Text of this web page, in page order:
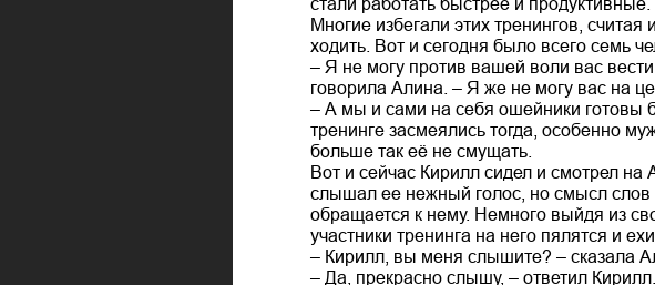
Многие избегали этих тренингов,
ходить. Вот и сегодня было всего семь
– Я не могу против вашей воли вас
говорила Алина. – Я же не могу вас на
– А мы и сами на себя ошейники готовы
тренинге засмеялись тогда, особенно
больше так её не смущать.
Вот и сейчас Кирилл сидел и смотрел
слышал ее нежный голос, но смысл слов
обращается к нему. Немного выйдя из
участники тренинга на него пялятся и
– Кирилл, вы меня слышите? – сказала
– Да, прекрасно слышу, – ответил Кирилл.